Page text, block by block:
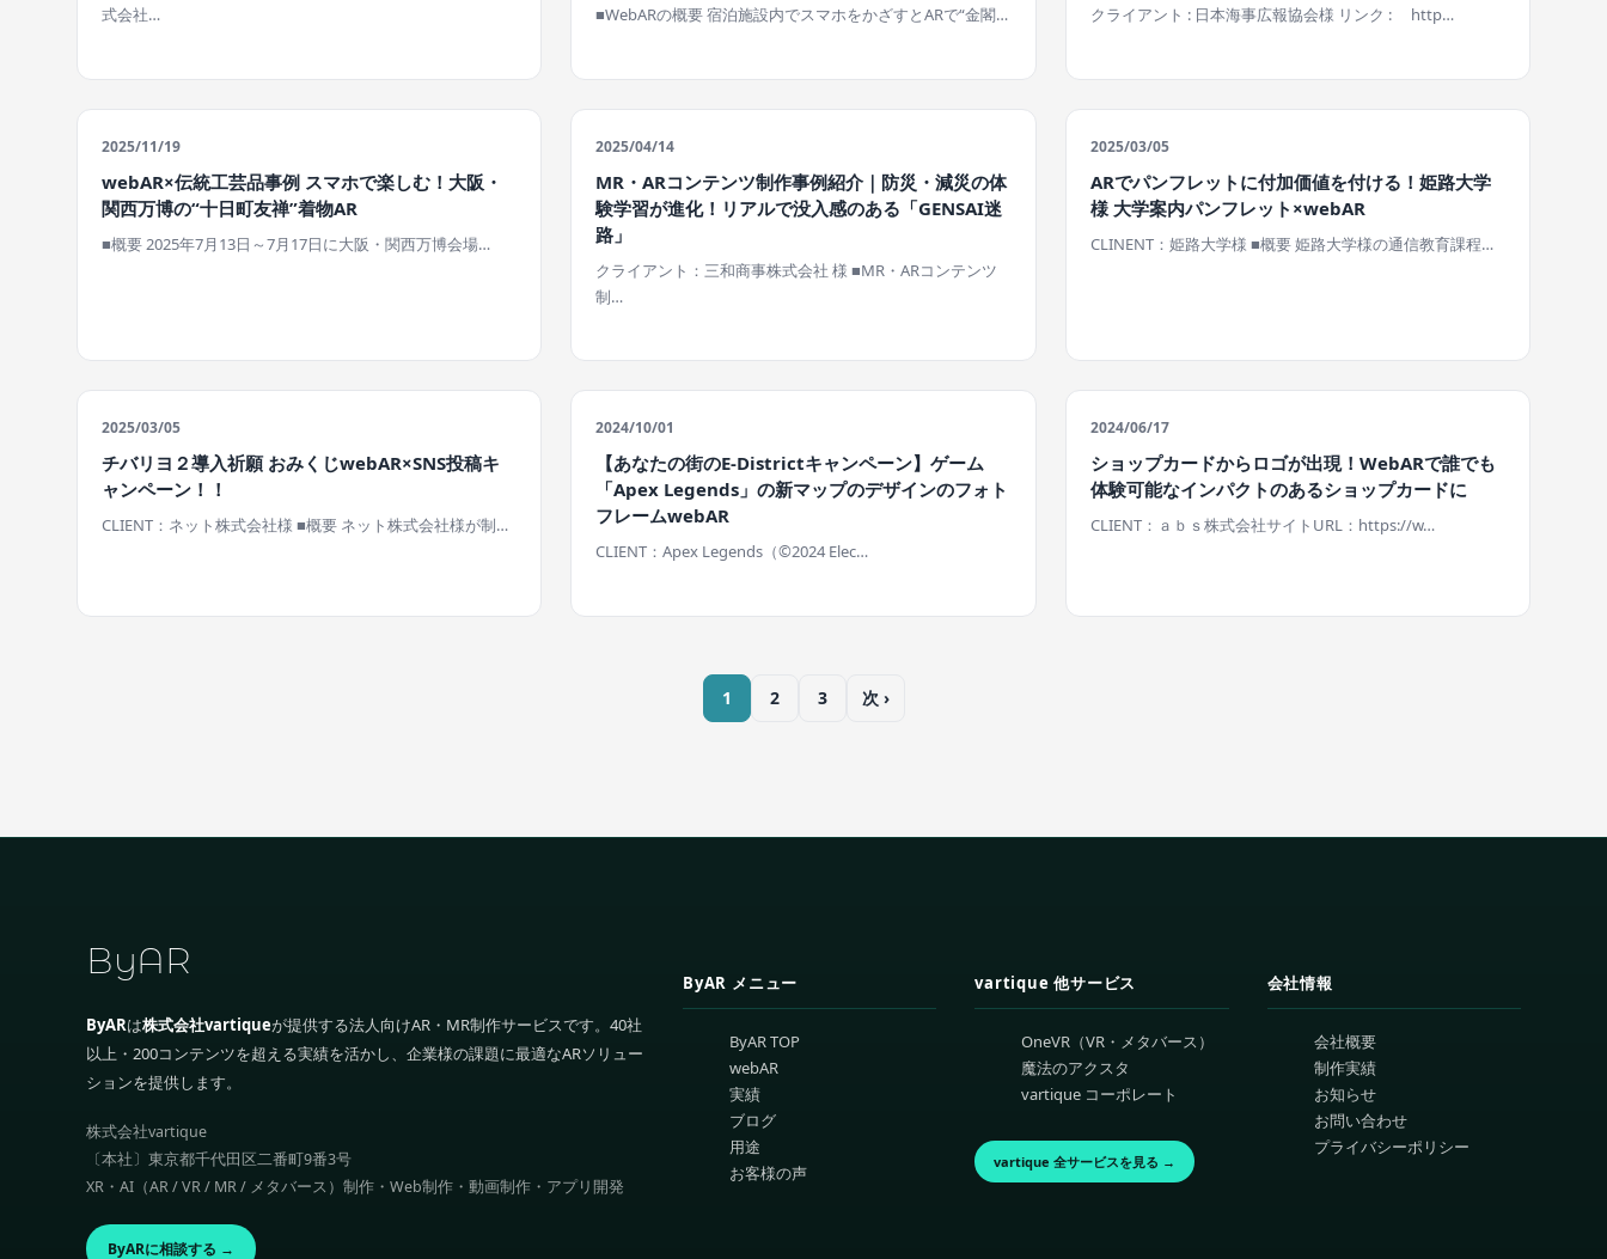
式会社…
■WebARの概要 宿泊施設内でスマホをかざすとARで“金閣… クライアント : 日本海事広報協会様 リンク : http…
2025/11/19
webAR×伝統工芸品事例 スマホで楽しむ！大阪・
関西万博の“十日町友禅”着物AR
■概要 2025年7月13日～7月17日に大阪・関西万博会場…
2025/04/14
MR・ARコンテンツ制作事例紹介｜防災・減災の体
験学習が進化！リアルで没入感のある「GENSAI迷
路」
クライアント：三和商事株式会社 様 ■MR・ARコンテンツ
制…
2025/03/05
ARでパンフレットに付加価値を付ける！姫路大学
様 大学案内パンフレット×webAR
CLINENT：姫路大学様 ■概要 姫路大学様の通信教育課程…
2025/03/05
チバリヨ２導入祈願 おみくじwebAR×SNS投稿キ
ャンペーン！！
CLIENT：ネット株式会社様 ■概要 ネット株式会社様が制…
2024/10/01
【あなたの街のE-Districtキャンペーン】ゲーム
「Apex Legends」の新マップのデザインのフォト
フレームwebAR
CLIENT：Apex Legends（©2024 Elec…
2024/06/17
ショップカードからロゴが出現！WebARで誰でも
体験可能なインパクトのあるショップカードに
CLIENT：ａｂｓ株式会社サイトURL：https://w…
1 2 3 次 ›
ByAR
ByARは株式会社vartiqueが提供する法人向けAR・MR制作サービスです。40社
以上・200コンテンツを超える実績を活かし、企業様の課題に最適なARソリュー
ションを提供します。
株式会社vartique
〔本社〕東京都千代田区二番町9番3号
XR・AI（AR / VR / MR / メタバース）制作・Web制作・動画制作・アプリ開発
ByARに相談する →
ByAR メニュー
ByAR TOP
webAR
実績
ブログ
用途
お客様の声
vartique 他サービス
OneVR（VR・メタバース）
魔法のアクスタ
vartique コーポレート
vartique 全サービスを見る →
会社情報
会社概要
制作実績
お知らせ
お問い合わせ
プライバシーポリシー